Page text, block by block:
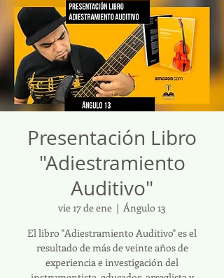
Presentación Libro
"Adiestramiento
Auditivo"
vie 17 de ene
  |
Ángulo 13
El libro "Adiestramiento Auditivo" es el
resultado de más de veinte años de
experiencia e investigación del